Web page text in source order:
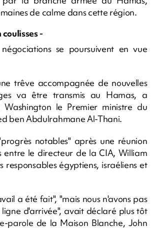
de calme dans cette région.
-
négociations se poursuivent en vue
trêve accompagnée de nouvelles
va être transmis au Hamas, a
le Premier ministre du
ben Abdulrahmane Al-Thani.
notables" après une réunion
entre le directeur de la CIA, William
responsables égyptiens, israéliens et
a été fait", "mais nous n'avons pas
d'arrivée", avait déclaré plus tôt
parole de la Maison Blanche, John